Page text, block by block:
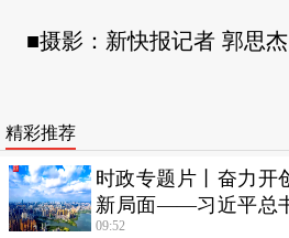
■摄影：新快报记者 郭思杰
精彩推荐